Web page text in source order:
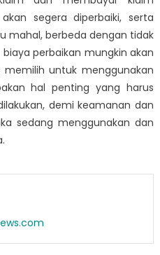
segera diperbaiki, serta
mahal, berbeda dengan tidak
perbaikan mungkin akan
untuk menggunakan
hal penting yang harus
demi keamanan dan
sedang menggunakan dan